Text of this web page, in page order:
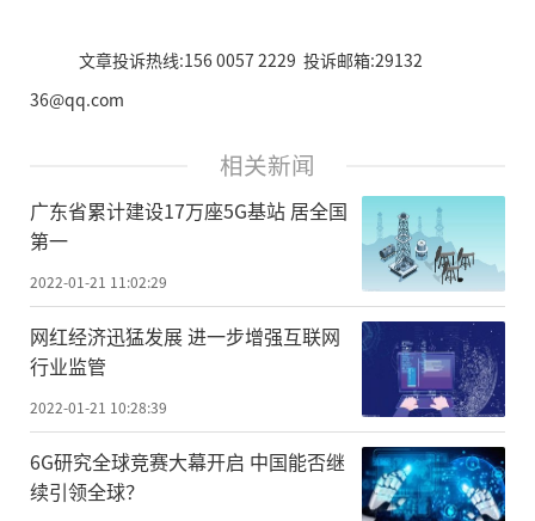
文章投诉热线:156 0057 2229 投诉邮箱:29132
36@qq.com
相关新闻
广东省累计建设17万座5G基站 居全国
第一
2022-01-21 11:02:29
网红经济迅猛发展 进一步增强互联网
行业监管
2022-01-21 10:28:39
6G研究全球竞赛大幕开启 中国能否继
续引领全球？